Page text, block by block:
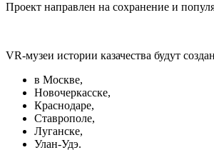
Проект направлен на сохранение и
VR-музеи истории казачества будут
в Москве,
Новочеркасске,
Краснодаре,
Ставрополе,
Луганске,
Улан-Удэ.